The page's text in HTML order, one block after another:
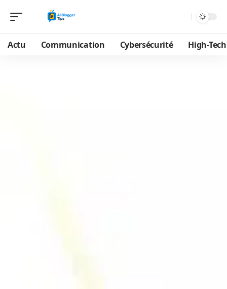
Actu Communication Cybersécurité High-Tech